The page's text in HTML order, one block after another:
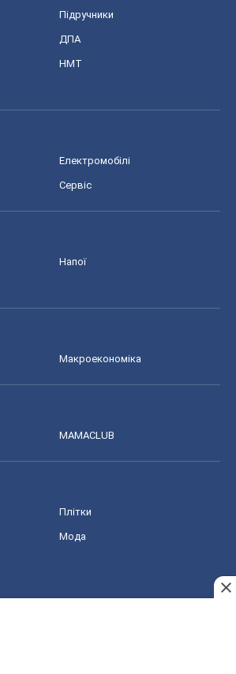
Підручники
ДПА
НМТ
Електромобілі
Сервіс
Напої
Макроекономіка
MAMACLUB
Плітки
Мода